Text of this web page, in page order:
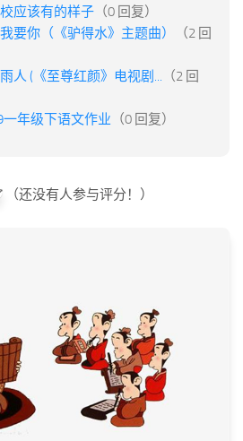
应该有的样子 （0 回复）
要你（《驴得水》主题曲）
（2 回
人 (《至尊红颜》电视剧... （2 回
一年级下语文作业 （0 回复）
（还没有人参与评分！）